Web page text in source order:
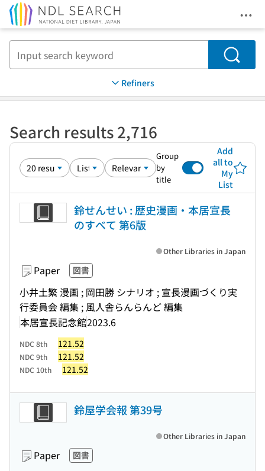
Search
Refiners
Search results 2,716
Group
by
title
Add
all to
My
List
鈴せんせい : 歴史漫画・本居宣長
のすべて 第6版
Paper 図書
小井土繁 漫画 ; 岡田勝 シナリオ ; 宣長漫画づくり実
行委員会 編集 ; 風人舎らんらんど 編集
本居宣長記念館2023.6
Other Libraries in Japan
NDC 8th 121.52
NDC 9th 121.52
NDC 10th 121.52
鈴屋学会報 第39号
Paper 図書
Other Libraries in Japan